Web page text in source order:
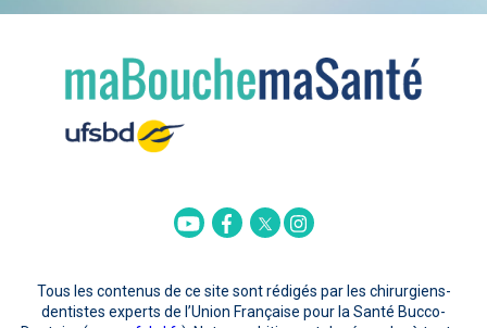
YoutubeFacebookTwitterInstagram
Tous les contenus de ce site sont rédigés par les chirurgiens-
dentistes experts de l’Union Française pour la Santé Bucco-